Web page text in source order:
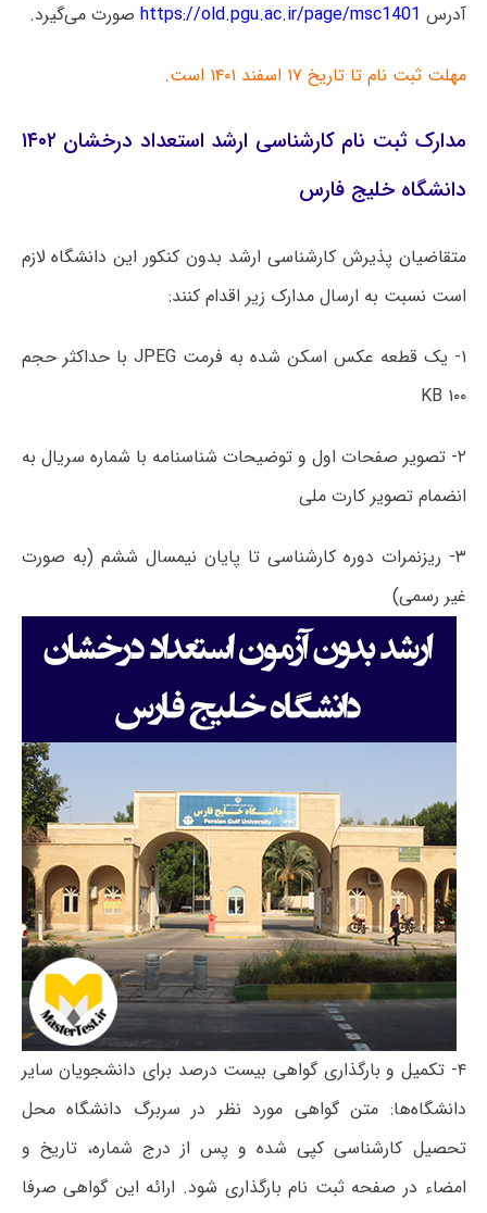
آدرس https://old.pgu.ac.ir/page/msc1401 صورت می‌گیرد.
مهلت ثبت نام تا تاریخ ۱۷ اسفند ۱۴۰۱ است.
مدارک ثبت نام کارشناسی ارشد استعداد درخشان ۱۴۰۲
دانشگاه خلیج فارس
متقاضیان پذیرش کارشناسی ارشد بدون کنکور این دانشگاه لازم
است نسبت به ارسال مدارک زیر اقدام کنند:
۱- یک قطعه عکس اسکن شده به فرمت JPEG با حداکثر حجم
KB ۱۰۰
۲- تصویر صفحات اول و توضیحات شناسنامه با شماره سریال به
انضمام تصویر کارت ملی
۳- ریزنمرات دوره کارشناسی تا پایان نیمسال ششم (به صورت
غیر رسمی)
۴- تکمیل و بارگذاری گواهی بیست درصد برای دانشجویان سایر
دانشگاه‌ها: متن گواهی مورد نظر در سربرگ دانشگاه محل
تحصیل کارشناسی کپی شده و پس از درج شماره، تاریخ و
امضاء در صفحه ثبت نام بارگذاری شود. ارائه این گواهی صرفا